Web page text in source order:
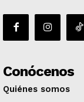
Conócenos
Quiénes somos